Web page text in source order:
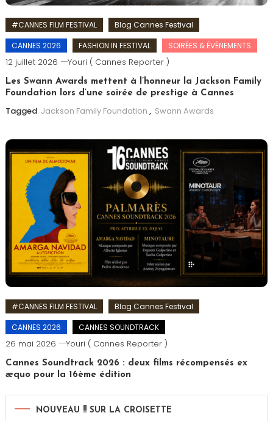
#CANNES FILM FESTIVAL
Blog Cannes Festival
CANNES 2026
FASHION IN FESTIVAL SOIRÉES & ÉVÉNEMENTS
12 juillet 2026 Youri ( Cannes Reporter )
Les Swann Awards mettent à l’honneur la Jackson Family
Foundation lors d’une soirée de prestige à Cannes
Tagged Jackson Family Foundation , Swann Awards
#CANNES FILM FESTIVAL
Blog Cannes Festival
CANNES 2026
CANNES SOUNDTRACK
26 mai 2026 Youri ( Cannes Reporter )
Cannes Soundtrack 2026 : deux films récompensés ex
æquo pour la 16ème édition
NOUVEAU !! SUR LA CROISETTE